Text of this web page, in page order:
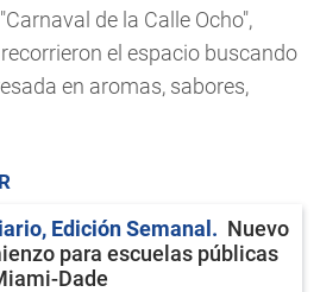
de la Calle Ocho",
el espacio buscando
en aromas, sabores,
Edición Semanal
Nuevo
para escuelas públicas
Dade